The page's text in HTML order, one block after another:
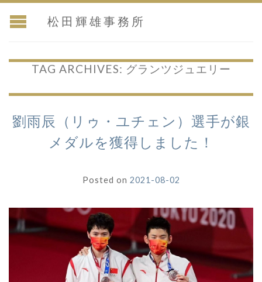
松田輝雄事務所
TAG ARCHIVES: グランツジュエリー
劉雨辰（リゥ・ユチェン）選手が銀
メダルを獲得しました！
Posted on 2021-08-02